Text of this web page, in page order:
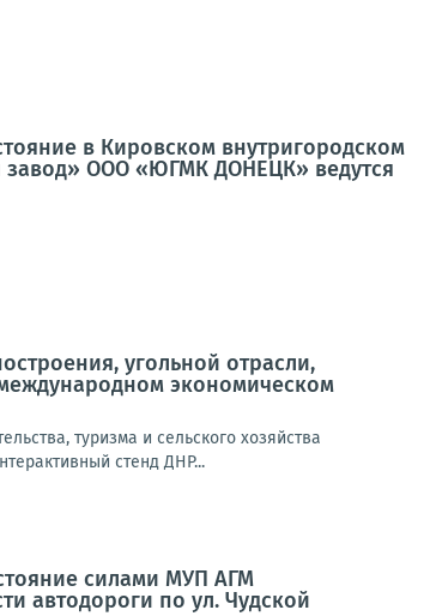
в Кировском внутригородском
ООО «ЮГМК ДОНЕЦК» ведутся
угольной отрасли,
международном экономическом
туризма и сельского хозяйства
стенд ДНР...
силами МУП АГМ
автодороги по ул. Чудской